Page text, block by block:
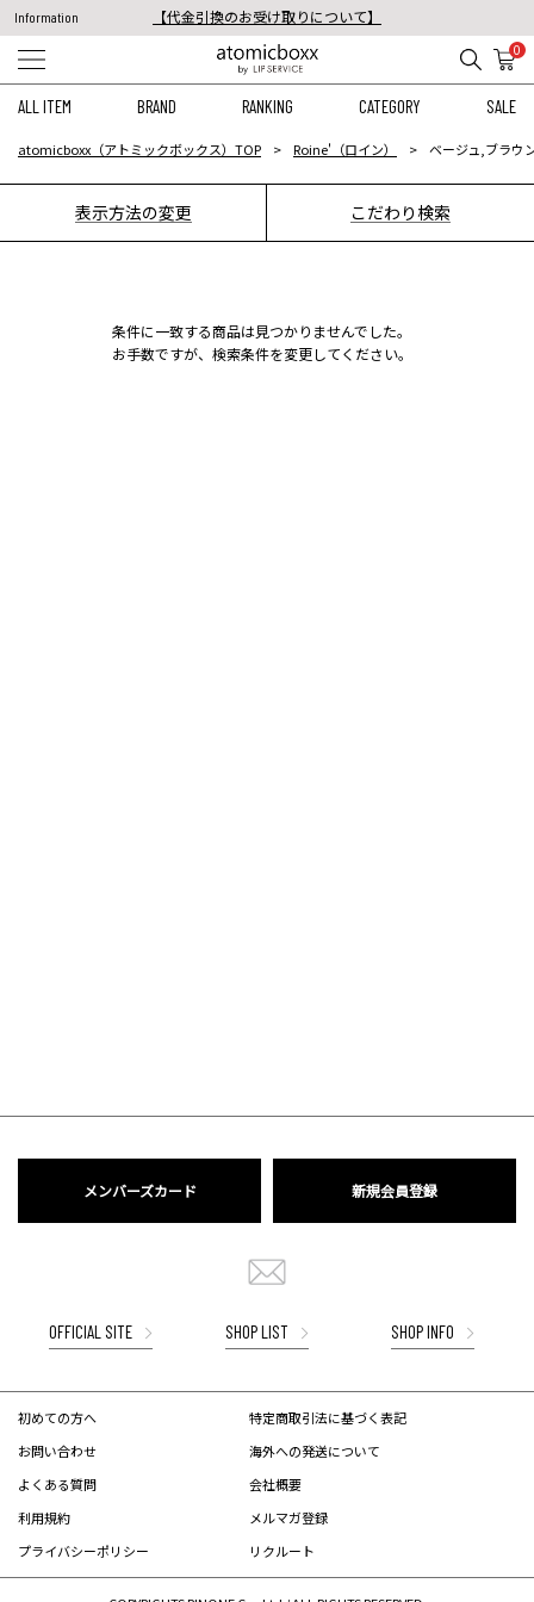
Information
【代金引換のお受け取りについて】
税込11,000円以上のご注文で送料無料！
0
ALL ITEM BRAND RANKING CATEGORY SALE
atomicboxx（アトミックボックス）TOP Roine'（ロイン） ベージュ,ブラウ
表示方法の変更 こだわり検索
条件に一致する商品は見つかりませんでした。
お手数ですが、検索条件を変更してください。
メンバーズカード 新規会員登録
OFFICIAL SITE SHOP LIST SHOP INFO
初めての方へ
お問い合わせ
よくある質問
利用規約
プライバシーポリシー
特定商取引法に基づく表記
海外への発送について
会社概要
メルマガ登録
リクルート